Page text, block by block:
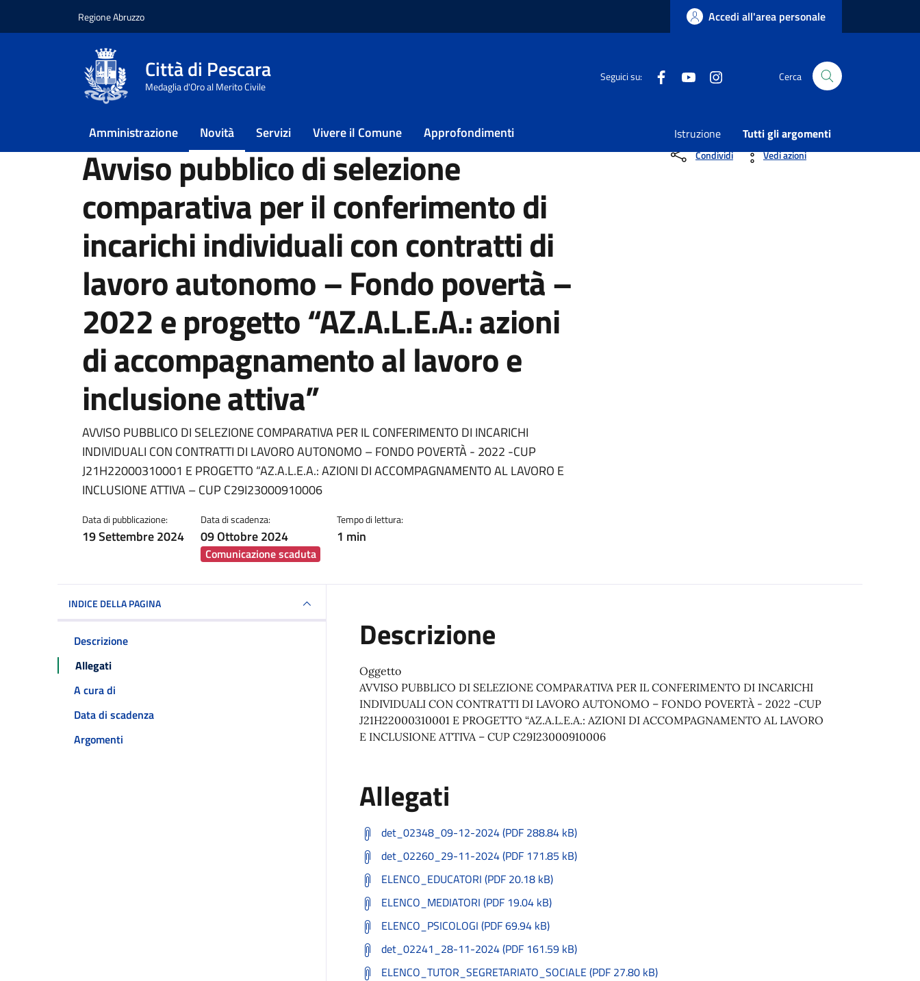
Regione Abruzzo Accedi all'area personale
Città di Pescara
Medaglia d'Oro al Merito Civile
Seguici su: FacebookYoutube Cerca
Amministrazione Novità Servizi Vivere il Comune Approfondimenti Istruzione Tutti gli argomenti
Home / Novità / Avvisi
/ Avviso pubblico di selezione comparativa per il conferimento di incarichi individuali con contratti di lavoro autonomo – Fondo povertà – 2022 e progetto
“AZ.A.L.E.A.: azioni di accompagnamento al lavoro e inclusione attiva”
Avviso pubblico di selezione
comparativa per il conferimento di
incarichi individuali con contratti di
lavoro autonomo – Fondo povertà –
2022 e progetto “AZ.A.L.E.A.: azioni
di accompagnamento al lavoro e
inclusione attiva”
Dettagli della notizia
AVVISO PUBBLICO DI SELEZIONE COMPARATIVA PER IL CONFERIMENTO DI INCARICHI
INDIVIDUALI CON CONTRATTI DI LAVORO AUTONOMO – FONDO POVERTÀ - 2022 -CUP
J21H22000310001 E PROGETTO “AZ.A.L.E.A.: AZIONI DI ACCOMPAGNAMENTO AL LAVORO E
INCLUSIONE ATTIVA – CUP C29I23000910006
Data di pubblicazione:
19 Settembre 2024
Data di scadenza:
09 Ottobre 2024
Comunicazione scaduta
Tempo di lettura:
1 min
Condividi Vedi azioni
INDICE DELLA PAGINA
Descrizione
Allegati
A cura di
Data di scadenza
Argomenti
Descrizione
Oggetto
AVVISO PUBBLICO DI SELEZIONE COMPARATIVA PER IL CONFERIMENTO DI INCARICHI
INDIVIDUALI CON CONTRATTI DI LAVORO AUTONOMO – FONDO POVERTÀ - 2022 -CUP
J21H22000310001 E PROGETTO “AZ.A.L.E.A.: AZIONI DI ACCOMPAGNAMENTO AL LAVORO
E INCLUSIONE ATTIVA – CUP C29I23000910006
Allegati
det_02348_09-12-2024 (PDF 288.84 kB)
det_02260_29-11-2024 (PDF 171.85 kB)
ELENCO_EDUCATORI (PDF 20.18 kB)
ELENCO_MEDIATORI (PDF 19.04 kB)
ELENCO_PSICOLOGI (PDF 69.94 kB)
det_02241_28-11-2024 (PDF 161.59 kB)
ELENCO_TUTOR_SEGRETARIATO_SOCIALE (PDF 27.80 kB)